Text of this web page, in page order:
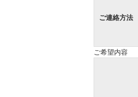
ご連絡方法
ご希望内容